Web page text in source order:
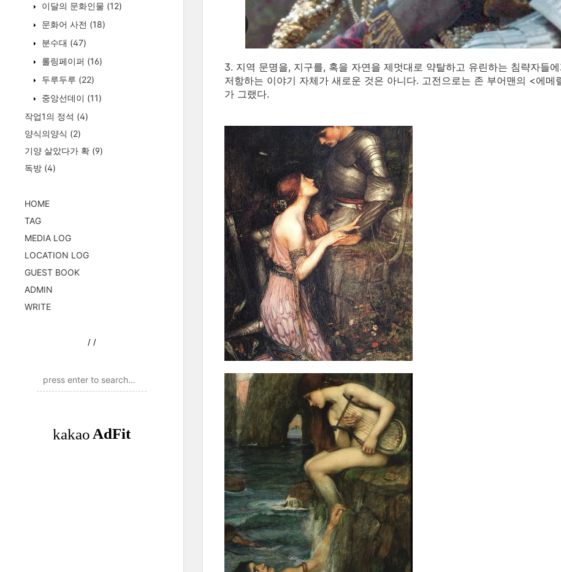
이달의 문화인물 (12)
문화어 사전 (18)
분수대 (47)
롤링페이퍼 (16)
두루두루 (22)
중앙선데이 (11)
작업1의 정석 (4)
양식의양식 (2)
기양 살았다가 확 (9)
독방 (4)
HOME
TAG
MEDIA LOG
LOCATION LOG
GUEST BOOK
ADMIN
WRITE
/ /
3. 지역 문명을, 지구를, 혹을 자연을 제멋대로 약탈하고 유린하는 침략자들
저항하는 이야기 자체가 새로운 것은 아니다. 고전으로는 존 부어맨의 <에
가 그랬다.